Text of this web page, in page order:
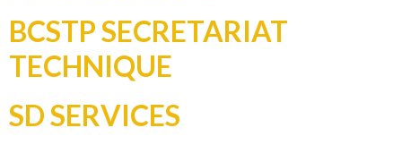
BCSTP SECRETARIAT
TECHNIQUE
SD SERVICES